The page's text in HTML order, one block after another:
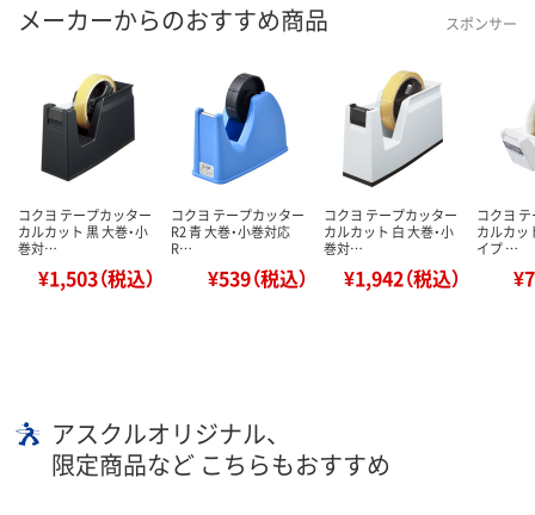
メーカーからのおすすめ商品 スポンサー
コクヨ テープカッター
カルカット 黒 大巻・小
巻対…
¥1,503（税込）
コクヨ テープカッター
R2 青 大巻・小巻対応
R…
¥539（税込）
コクヨ テープカッター
カルカット 白 大巻・小
巻対…
¥1,942（税込）
コクヨ
カルカッ
イプ …
アスクルオリジナル、
限定商品など こちらもおすすめ